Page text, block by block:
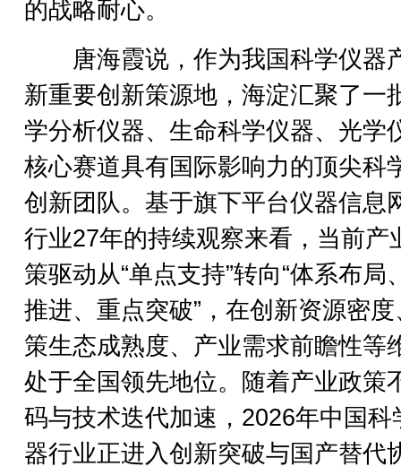
的战略耐心。
唐海霞说，作为我国科学仪器
新重要创新策源地，海淀汇聚了一
学分析仪器、生命科学仪器、光学
核心赛道具有国际影响力的顶尖科
创新团队。基于旗下平台仪器信息
行业27年的持续观察来看，当前产
策驱动从“单点支持”转向“体系布局
推进、重点突破”，在创新资源密
策生态成熟度、产业需求前瞻性等
处于全国领先地位。随着产业政策
码与技术迭代加速，2026年中国科
器行业正进入创新突破与国产替代